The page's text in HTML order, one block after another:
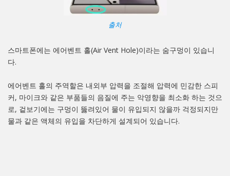
출처
스마트폰에는 에어벤트 홀(Air Vent Hole)이라는 숨구멍이 있습니
다.
에어벤트 홀의 주역할은 내외부 압력을 조절해 압력에 민감한 스피
커, 마이크와 같은 부품들의 음질에 주는 악영향을 최소화 하는 것으
로, 겉보기에는 구멍이 뚫려있어 물이 유입되지 않을까 걱정되지만
물과 같은 액체의 유입을 차단하게 설계되어 있습니다.